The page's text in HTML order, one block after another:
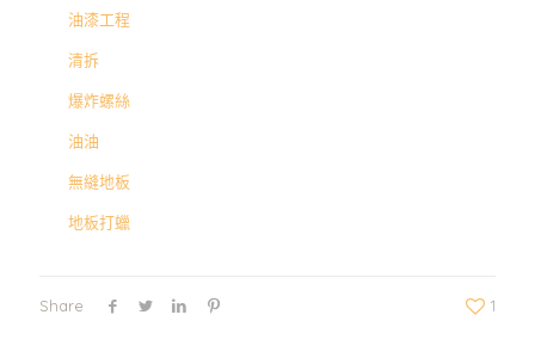
油漆工程
清拆
爆炸螺絲
油油
無縫地板
地板打蠟
Share 1